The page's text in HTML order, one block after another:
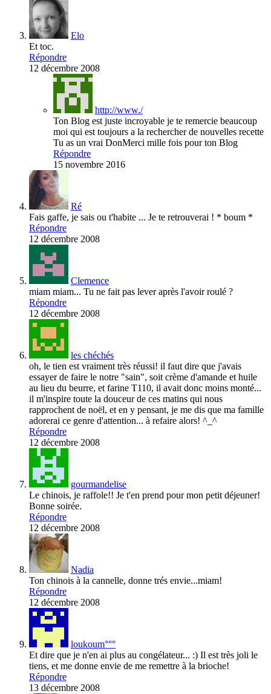
Elo
Et toc.
Répondre
12 décembre 2008
http://www./
Ton Blog est juste incroyable je te remercie beaucoup
moi qui est toujours a la rechercher de nouvelles recette
Tu as un vrai DonMerci mille fois pour ton Blog
Répondre
15 novembre 2016
Ré
Fais gaffe, je sais ou t'habite ... Je te retrouverai ! * boum *
Répondre
12 décembre 2008
Clemence
miam miam... Tu ne fait pas lever après l'avoir roulé ?
Répondre
12 décembre 2008
les chéchés
oh, le tien est vraiment très réussi! il faut dire que j'avais
essayer de faire le notre "sain", soit crème d'amande et huile
au lieu du beurre, et farine T110, il avait donc moins monté...
il m'inspire toute la douceur de ces matins qui nous
rapprochent de noël, et en y pensant, je me dis que ma famille
adorerai ce genre d'attention... à refaire alors! ^_^
Répondre
12 décembre 2008
gourmandelise
Le chinois, je raffole!! Je t'en prend pour mon petit déjeuner!
Bonne soirée.
Répondre
12 décembre 2008
Nadia
Ton chinois à la cannelle, donne trés envie...miam!
Répondre
12 décembre 2008
loukoum°°°
Et dire que je n'en ai plus au congélateur... :) Il est très joli le
tiens, et me donne envie de me remettre à la brioche!
Répondre
13 décembre 2008